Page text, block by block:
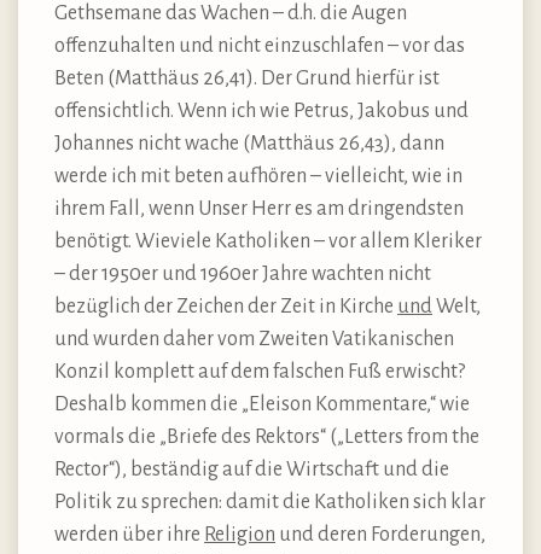
Gethsemane das Wachen – d.h. die Augen
offenzuhalten und nicht einzuschlafen – vor das
Beten (Matthäus 26,41). Der Grund hierfür ist
offensichtlich. Wenn ich wie Petrus, Jakobus und
Johannes nicht wache (Matthäus 26,43), dann
werde ich mit beten aufhören – vielleicht, wie in
ihrem Fall, wenn Unser Herr es am dringendsten
benötigt. Wieviele Katholiken – vor allem Kleriker
– der 1950er und 1960er Jahre wachten nicht
bezüglich der Zeichen der Zeit in Kirche und Welt,
und wurden daher vom Zweiten Vatikanischen
Konzil komplett auf dem falschen Fuß erwischt?
Deshalb kommen die „Eleison Kommentare,“ wie
vormals die „Briefe des Rektors“ („Letters from the
Rector“), beständig auf die Wirtschaft und die
Politik zu sprechen: damit die Katholiken sich klar
werden über ihre Religion und deren Forderungen,